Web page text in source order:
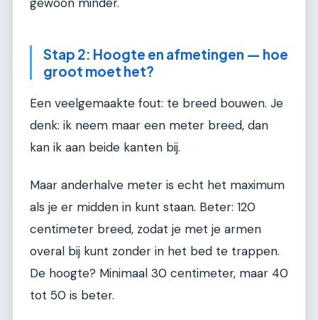
Stap 2: Hoogte en afmetingen — hoe
groot moet het?
Een veelgemaakte fout: te breed bouwen. Je
denk: ik neem maar een meter breed, dan
kan ik aan beide kanten bij.
Maar anderhalve meter is echt het maximum
als je er midden in kunt staan. Beter: 120
centimeter breed, zodat je met je armen
overal bij kunt zonder in het bed te trappen.
De hoogte? Minimaal 30 centimeter, maar 40
tot 50 is beter.